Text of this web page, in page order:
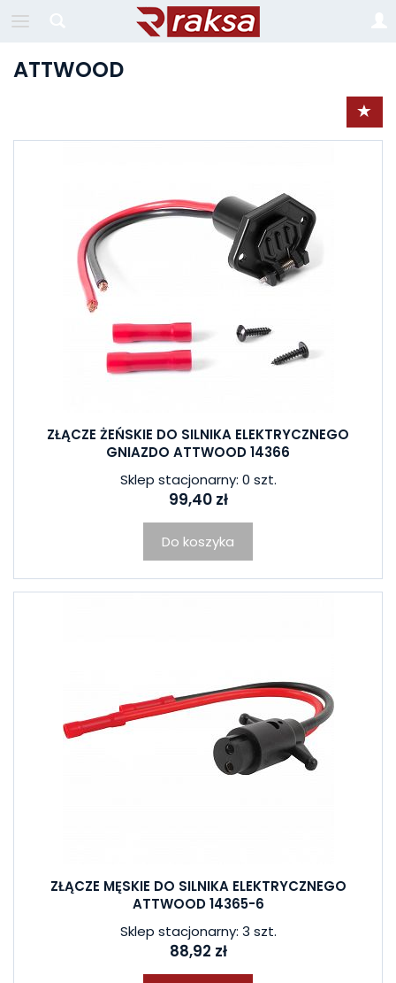
ATTWOOD
ZŁĄCZE ŻEŃSKIE DO SILNIKA ELEKTRYCZNEGO
GNIAZDO ATTWOOD 14366
Sklep stacjonarny: 0 szt.
99,40 zł
Do koszyka
ZŁĄCZE MĘSKIE DO SILNIKA ELEKTRYCZNEGO
ATTWOOD 14365-6
Sklep stacjonarny: 3 szt.
88,92 zł